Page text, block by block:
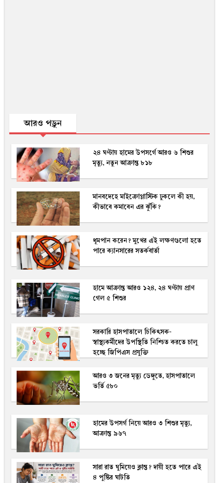
আরও পড়ুন
২৪ ঘণ্টায় হামের উপসর্গে আরও ৬ শিশুর
মৃত্যু, নতুন আক্রান্ত ৮১৮
মানবদেহে মাইক্রোপ্লাস্টিক ঢুকলে কী হয়,
কীভাবে কমাবেন এর ঝুঁকি?
ধূমপান করেন? মুখের এই লক্ষণগুলো হতে
পারে ক্যানসারের সতর্কবার্তা
হামে আক্রান্ত আরও ১২৪, ২৪ ঘণ্টায় প্রাণ
গেল ৫ শিশুর
সরকারি হাসপাতালে চিকিৎসক-
স্বাস্থ্যকর্মীদের উপস্থিতি নিশ্চিত করতে চালু
হচ্ছে জিপিএস প্রযুক্তি
আরও ৩ জনের মৃত্যু ডেঙ্গুতে, হাসপাতালে
ভর্তি ৫৮০
হামের উপসর্গ নিয়ে আরও ৩ শিশুর মৃত্যু,
আক্রান্ত ৯৬৭
সারা রাত ঘুমিয়েও ক্লান্ত? দায়ী হতে পারে এই
৪ পুষ্টির ঘাটতি